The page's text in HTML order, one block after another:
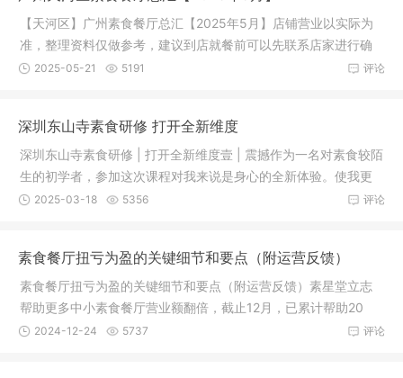
【天河区】广州素食餐厅总汇【2025年5月】店铺营业以实际为
准，整理资料仅做参考，建议到店就餐前可以先联系店家进行确
认。（排
评论
2025-05-21 5191
深圳东山寺素食研修 打开全新维度
深圳东山寺素食研修 | 打开全新维度壹 | 震撼作为一名对素食较陌
生的初学者，参加这次课程对我来说是身心的全新体验。使我更
深入
评论
2025-03-18 5356
素食餐厅扭亏为盈的关键细节和要点（附运营反馈）
素食餐厅扭亏为盈的关键细节和要点（附运营反馈）素星堂立志
帮助更多中小素食餐厅营业额翻倍，截止12月，已累计帮助20
+素食餐厅
评论
2024-12-24 5737